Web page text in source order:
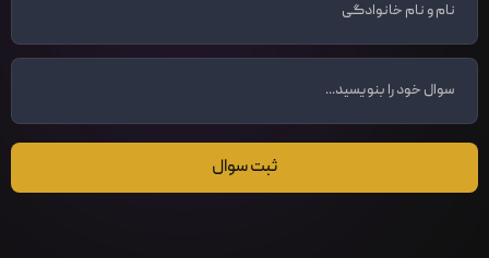
ثبت سوال